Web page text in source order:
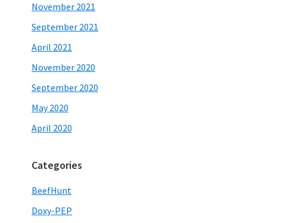
November 2021
September 2021
April 2021
November 2020
September 2020
May 2020
April 2020
Categories
BeefHunt
Doxy-PEP